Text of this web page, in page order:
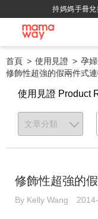
持媽媽手冊
首頁 使用見證
孕
修飾性超強的假兩件式
使用見證 Product
修飾性超強的
By Kelly Wang